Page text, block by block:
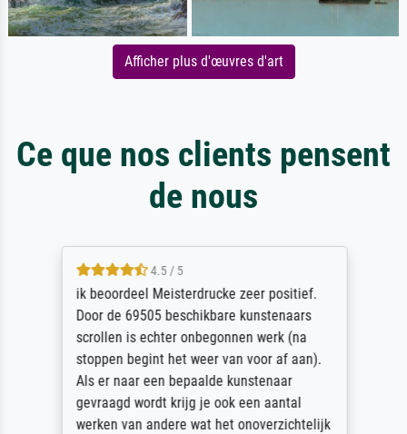
Afficher plus d'œuvres d'art
Ce que nos clients pensent
de nous
4.5 / 5
ik beoordeel Meisterdrucke zeer positief.
Door de 69505 beschikbare kunstenaars
scrollen is echter onbegonnen werk (na
stoppen begint het weer van voor af aan).
Als er naar een bepaalde kunstenaar
gevraagd wordt krijg je ook een aantal
werken van andere wat het onoverzichtelijk